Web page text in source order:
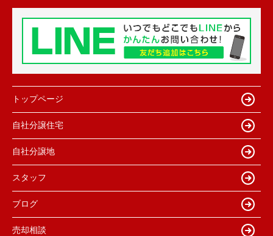
トップページ
自社分譲住宅
自社分譲地
スタッフ
ブログ
売却相談